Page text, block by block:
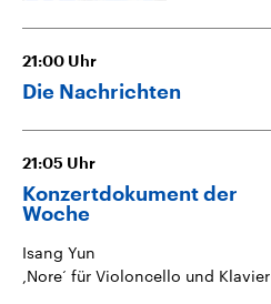
21:00 Uhr
Die Nachrichten
21:05 Uhr
Konzertdokument der
Woche
Isang Yun
,Nore‘ für Violoncello und Klavier